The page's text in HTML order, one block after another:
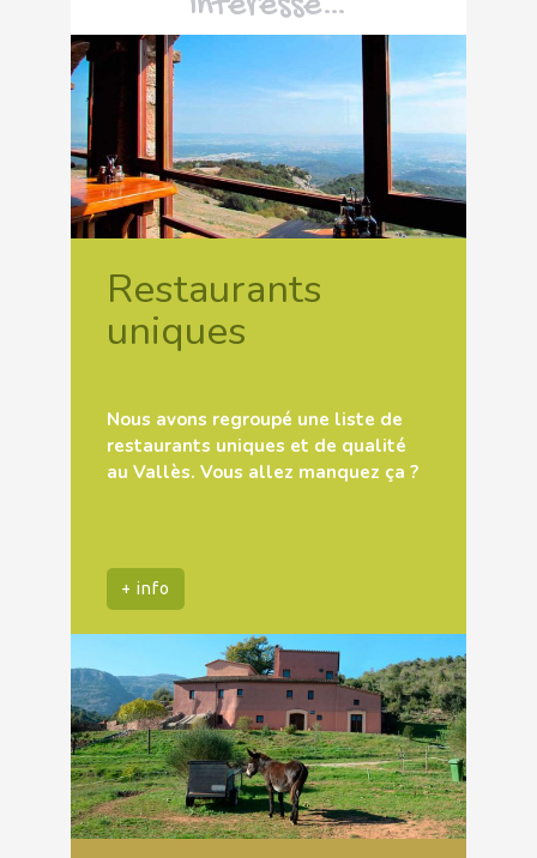
Restaurants
uniques
Nous avons regroupé une liste de
restaurants uniques et de qualité
au Vallès. Vous allez manquez ça ?
+ info